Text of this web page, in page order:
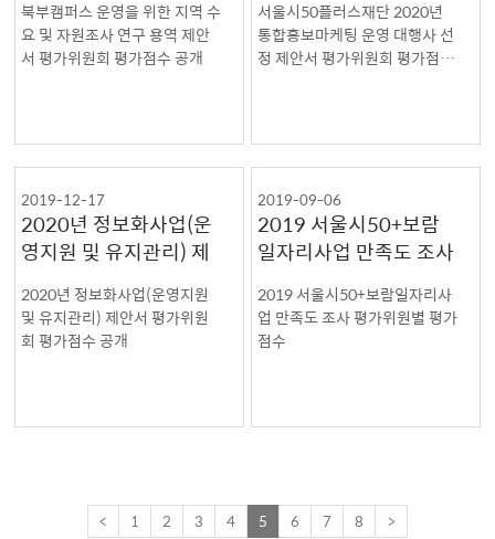
위원회 평가점수 공개
북부캠퍼스 운영을 위한 지역 수
요 및 자원조사 연구 용역 제안
서 평가위원회 평가점수 공개
안서 평가위원회 평가점
수 공개
서울시50플러스재단 2020년
통합홍보마케팅 운영 대행사 선
정 제안서 평가위원회 평가점수
2019-12-17
2020년 정보화사업(운
영지원 및 유지관리) 제
수 공개
2020년 정보화사업(운영지원
및 유지관리) 제안서 평가위원
회 평가점수 공개
2019-09-06
2019 서울시50+보람
일자리사업 만족도 조사
2019 서울시50+보람일자리사
업 만족도 조사 평가위원별 평가
점수
< 1 2 3 4 5 6 7 8 >